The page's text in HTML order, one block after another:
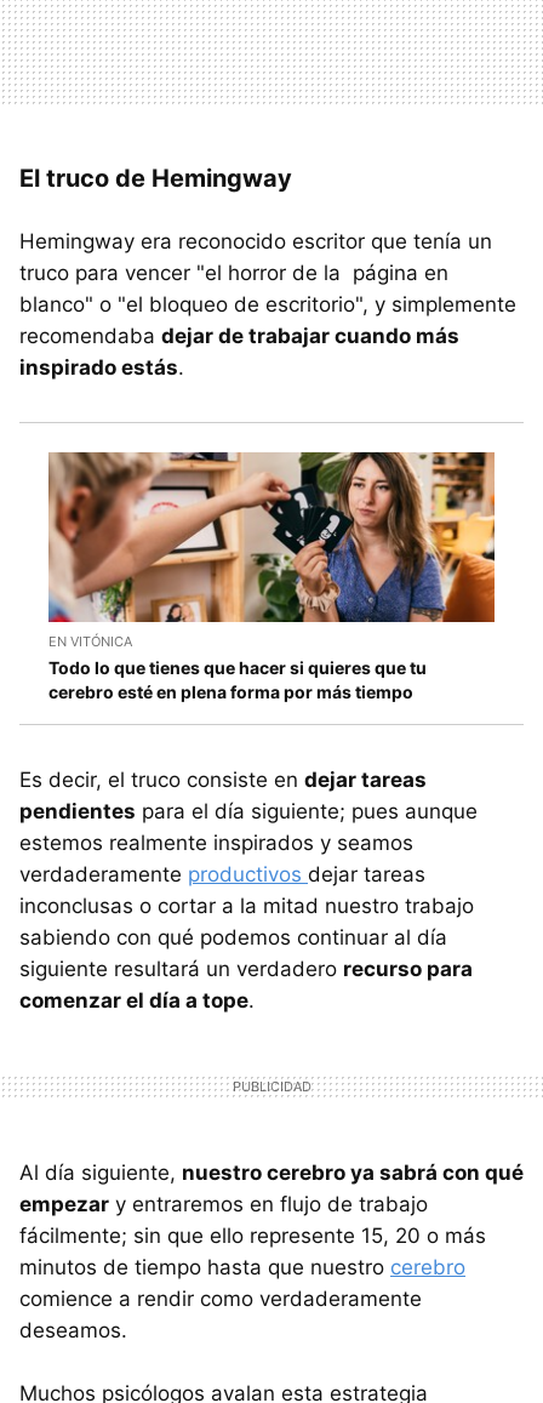
El truco de Hemingway
Hemingway era reconocido escritor que tenía un
truco para vencer "el horror de la página en
blanco" o "el bloqueo de escritorio", y simplemente
recomendaba dejar de trabajar cuando más
inspirado estás.
EN VITÓNICA
Todo lo que tienes que hacer si quieres que tu
cerebro esté en plena forma por más tiempo
Es decir, el truco consiste en dejar tareas
pendientes para el día siguiente; pues aunque
estemos realmente inspirados y seamos
verdaderamente productivos dejar tareas
inconclusas o cortar a la mitad nuestro trabajo
sabiendo con qué podemos continuar al día
siguiente resultará un verdadero recurso para
comenzar el día a tope.
Al día siguiente, nuestro cerebro ya sabrá con qué
empezar y entraremos en flujo de trabajo
fácilmente; sin que ello represente 15, 20 o más
minutos de tiempo hasta que nuestro cerebro
comience a rendir como verdaderamente
deseamos.
Muchos psicólogos avalan esta estrategia